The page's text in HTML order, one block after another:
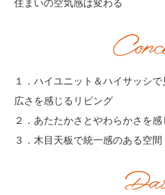
１．ハイユニット＆ハイサッシ
広さを感じるリビング
２．あたたかさとやわらかさを
３．木目天板で統一感のある空間